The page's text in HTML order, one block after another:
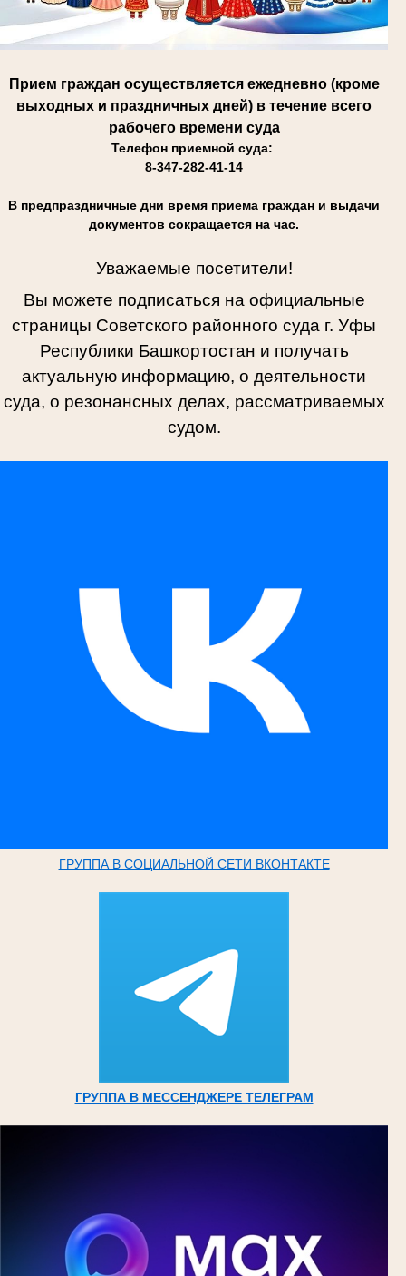
Прием граждан осуществляется ежедневно (кроме
выходных и праздничных дней) в течение всего
рабочего времени суда
Телефон приемной суда:
8-347-282-41-14
В предпраздничные дни время приема граждан и выдачи
документов сокращается на час.
Уважаемые посетители!
Вы можете подписаться на официальные
страницы Советского районного суда г. Уфы
Республики Башкортостан и получать
актуальную информацию, о деятельности
суда, о резонансных делах, рассматриваемых
судом.
ГРУППА В СОЦИАЛЬНОЙ СЕТИ ВКОНТАКТЕ
ГРУППА В МЕССЕНДЖЕРЕ ТЕЛЕГРАМ